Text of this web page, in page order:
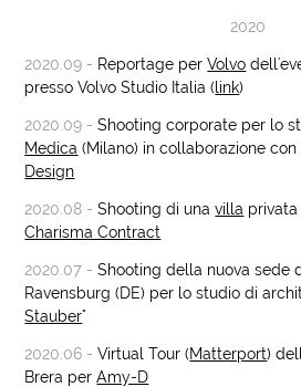
2020
2020.09 - Reportage perVolvo
presso Volvo Studio Italia (link)
2020.09 -Shooting corporate per lo
Medica (Milano) in collaborazione con
Design
2020.08 -Shooting di unavilla
Charisma Contract
2020.07 -Shooting della nuova sede
Ravensburg (DE) per lo studio di
Stauber"
2020.06 -Virtual Tour (Matterport)
Brera perAmy-D